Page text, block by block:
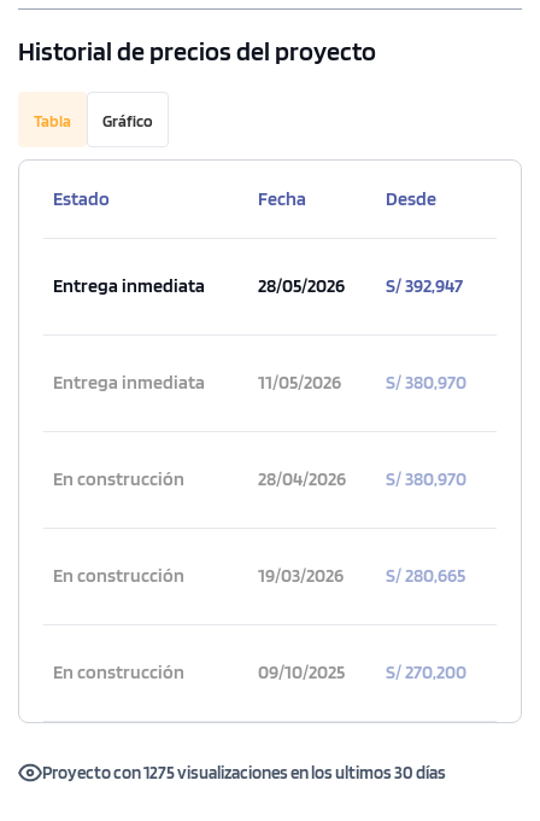
Historial de precios del proyecto
Tabla Gráfico
Estado Fecha Desde
Entrega inmediata 28/05/2026 S/ 392,947
Entrega inmediata 11/05/2026 S/ 380,970
En construcción 28/04/2026 S/ 380,970
En construcción 19/03/2026 S/ 280,665
En construcción 09/10/2025 S/ 270,200
Proyecto con 1275 visualizaciones en los ultimos 30 días